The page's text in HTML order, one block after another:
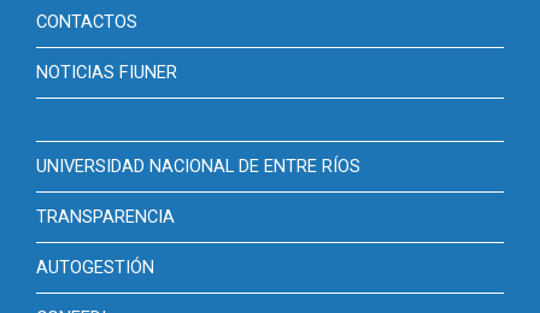
CONTACTOS
NOTICIAS FIUNER
UNIVERSIDAD NACIONAL DE ENTRE RÍOS
TRANSPARENCIA
AUTOGESTIÓN